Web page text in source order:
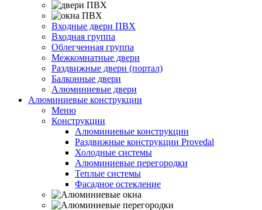
Входные двери ПВХ
Входная группа
Облегченная группа
Межкомнатные двери
Раздвижные двери (портал)
Балконные двери
Алюминиевые двери
Алюминиевые конструкции
Меню
Конструкции
Алюминиевые конструкции
Раздвижные конструкции Provedal
Холодные системы
Алюминиевые перегородки
Теплые системы
Фасадное остекление